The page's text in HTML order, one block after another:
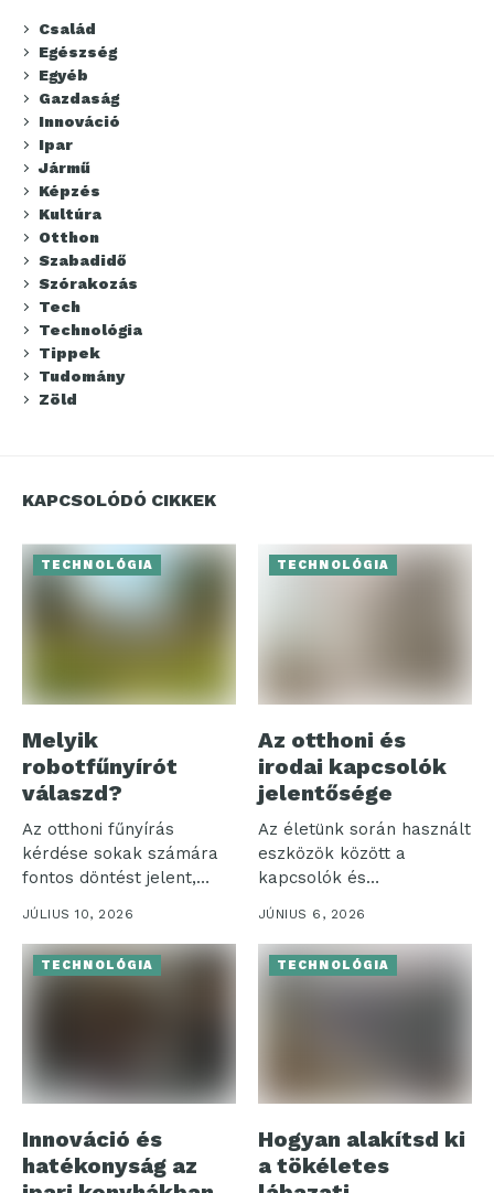
Család
Egészség
Egyéb
Gazdaság
Innováció
Ipar
Jármű
Képzés
Kultúra
Otthon
Szabadidő
Szórakozás
Tech
Technológia
Tippek
Tudomány
Zöld
KAPCSOLÓDÓ CIKKEK
TECHNOLÓGIA
Melyik
robotfűnyírót
válaszd?
Az otthoni fűnyírás
kérdése sokak számára
fontos döntést jelent,
különösen, amikor a...
JÚLIUS 10, 2026
TECHNOLÓGIA
Az otthoni és
irodai kapcsolók
jelentősége
Az életünk során használt
eszközök között a
kapcsolók és
szerelvények különösen
jelentős...
JÚNIUS 6, 2026
TECHNOLÓGIA
Innováció és
hatékonyság az
TECHNOLÓGIA
Hogyan alakítsd ki
a tökéletes